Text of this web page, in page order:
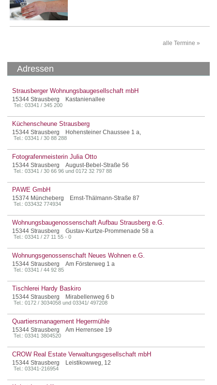
alle Termine »
Adressen
Strausberger Wohnungsbaugesellschaft mbH
15344 Strausberg Kastanienallee
Tel.: 03341 / 345 200
Küchenscheune Strausberg
15344 Strausberg Hohensteiner Chaussee 1 a,
Tel.: 03341 / 30 88 288
Fotografenmeisterin Julia Otto
15344 Strausberg August-Bebel-Straße 56
Tel.: 03341 / 30 66 96 und 0172 32 797 88
PAWE GmbH
15374 Müncheberg Ernst-Thälmann-Straße 87
Tel.: 033432 774934
Wohnungsbaugenossenschaft Aufbau Strausberg e.G.
15344 Strausberg Gustav-Kurtze-Prommenade 58 a
Tel.: 03341 / 27 11 55 - 0
Wohnungsgenossenschaft Neues Wohnen e.G.
15344 Strausberg Am Försterweg 1 a
Tel.: 03341 / 44 92 85
Tischlerei Hardy Baskiro
15344 Strausberg Mirabellenweg 6 b
Tel.: 0172 / 3034058 und 03341/ 497208
Quartiersmanagement Hegermühle
15344 Strausberg Am Herrensee 19
Tel.: 03341 3804520
CROW Real Estate Verwaltungsgesellschaft mbH
15344 Strausberg Leistikowweg, 12
Tel.: 03341-216954